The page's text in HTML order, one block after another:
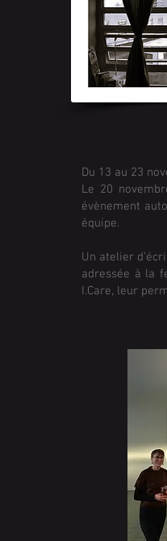
Du 13 au 23
Le 20
évènement
équipe.
Un atelier
adressée à la
I.Care, leur